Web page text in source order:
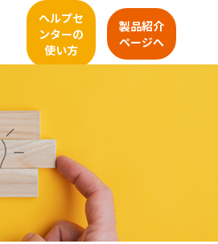
ヘルプセ
ンターの
使い方
製品紹介
ページへ